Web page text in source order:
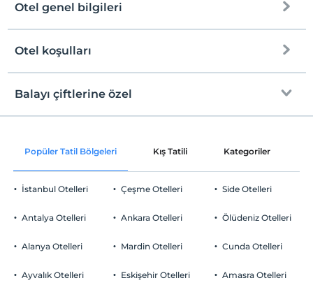
Denize Sıfır
Plaj Havlusu
Otel genel bilgileri
Ücretsiz Wi-fi
Otopark (Tesis bünyesinde)
Otel koşulları
Check/in
En erken saat 14:00 ve sonrası
Check/out
Evcil Hayvan
Sigara
Çocuklar
Her bir oda için 11 yaşına kadar 1 çocuk ücretsizdir
Balayı çiftlerine özel
Odaya şarap ikramı
Oda süslemesi
Popüler Tatil Bölgeleri Kış Tatili Kategoriler
İstanbul Otelleri
Antalya Otelleri
Alanya Otelleri
Ayvalık Otelleri
Çeşme Otelleri
Ankara Otelleri
Mardin Otelleri
Eskişehir Otelleri
Side Otelleri
Ölüdeniz Otelleri
Cunda Otelleri
Amasra Otelleri